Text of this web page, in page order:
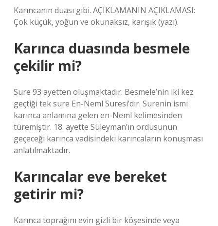
Karıncanın duası gibi. AÇIKLAMANIN AÇIKLAMASI:
Çok küçük, yoğun ve okunaksız, karışık (yazı).
Karınca duasında besmele
çekilir mi?
Sure 93 ayetten oluşmaktadır. Besmele’nin iki kez
geçtiği tek sure En-Neml Suresi’dir. Surenin ismi
karınca anlamına gelen en-Neml kelimesinden
türemiştir. 18. ayette Süleyman’ın ordusunun
geçeceği karınca vadisindeki karıncaların konuşması
anlatılmaktadır.
Karıncalar eve bereket
getirir mi?
Karınca toprağını evin gizli bir köşesinde veya